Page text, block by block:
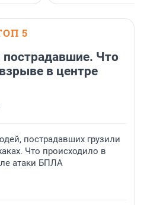
—
5
Что
в центре
пострадавших грузили
Что происходило в
атаки БПЛА